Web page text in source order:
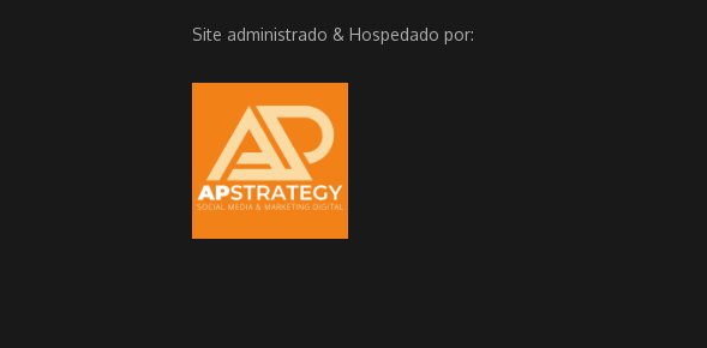
Site administrado & Hospedado por: